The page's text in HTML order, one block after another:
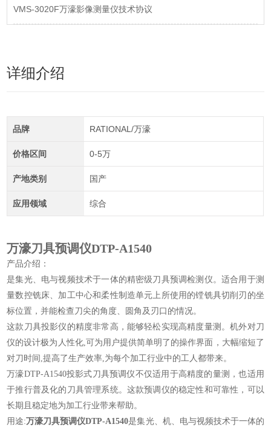
VMS-3020F万濠影像测量仪技术协议
详细介绍
品牌 RATIONAL/万濠
价格区间 0-5万
产地类别 国产
应用领域 综合
万濠刀具预调仪DTP-A1540
产品介绍：
是集光、电与视频技术于一体的精密级刀具预调检测仪。适合用于测
量数控铣床、加工中心和柔性制造单元上所使用的镗铣具切削刃的坐
标位置，并能检查刀尖的角度、圆角及刃口的情况。
这款刀具投影仪的精度非常高，能够轻松实现高精度量测。机外对刀
仪的设计极为人性化,可为用户提供简单明了的操作界面，大幅缩短了
对刀时间,提高了生产效率,为每个加工行业中的工人都带来。
万濠DTP-A1540投影式刀具预调仪不仅适用于高精度的量测，也适用
于推行普及化的刀具管理系统。这款预调仪的稳定性和可靠性，可以
长期且稳定地为加工行业带来帮助。
用途:万濠刀具预调仪DTP-A1540是集光、机、电与视频技术于一体的